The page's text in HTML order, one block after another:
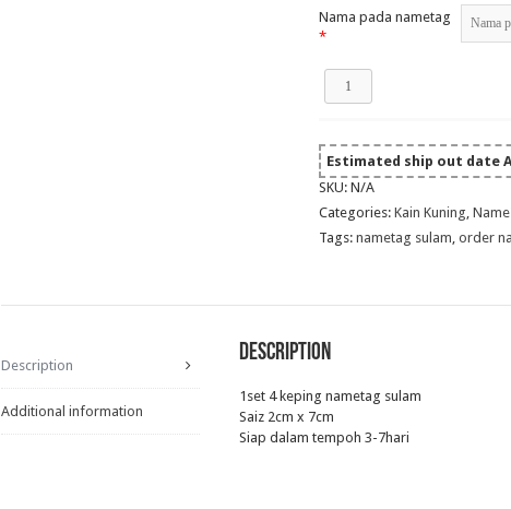
Nama pada nametag
*
Kuning,
Benang
Lite
Blue)
quantity
Estimated ship out date
SKU:N/A
Categories:Kain Kuning,
Tags:nametag sulam,order
Description
Additional information
Description
1set 4 keping nametag sulam
Saiz 2cm x 7cm
Siap dalam tempoh 3-7hari